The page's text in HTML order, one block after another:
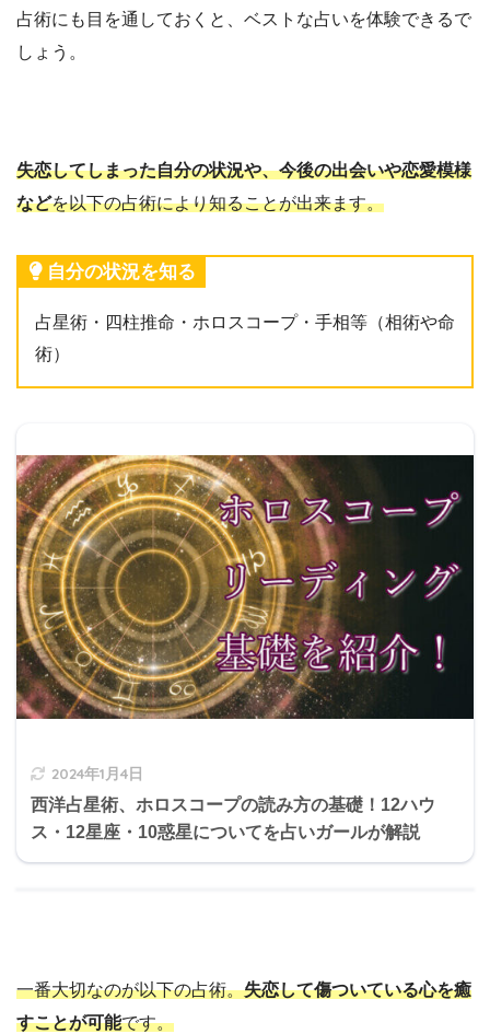
占術にも目を通しておくと、ベストな占いを体験できるで
しょう。
失恋してしまった自分の状況や、今後の出会いや恋愛模様
などを以下の占術により知ることが出来ます。
自分の状況を知る
占星術・四柱推命・ホロスコープ・手相等（相術や命
術）
2024年1月4日
西洋占星術、ホロスコープの読み方の基礎！12ハウ
ス・12星座・10惑星についてを占いガールが解説
一番大切なのが以下の占術。失恋して傷ついている心を癒
すことが可能です。